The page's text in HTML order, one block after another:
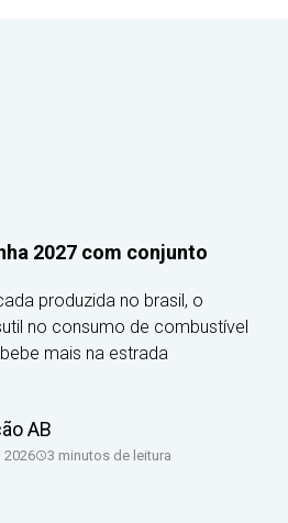
2027 com conjunto
produzida no brasil, o
no consumo de combustível
mais na estrada
AB
2026 3 minutos de leitura